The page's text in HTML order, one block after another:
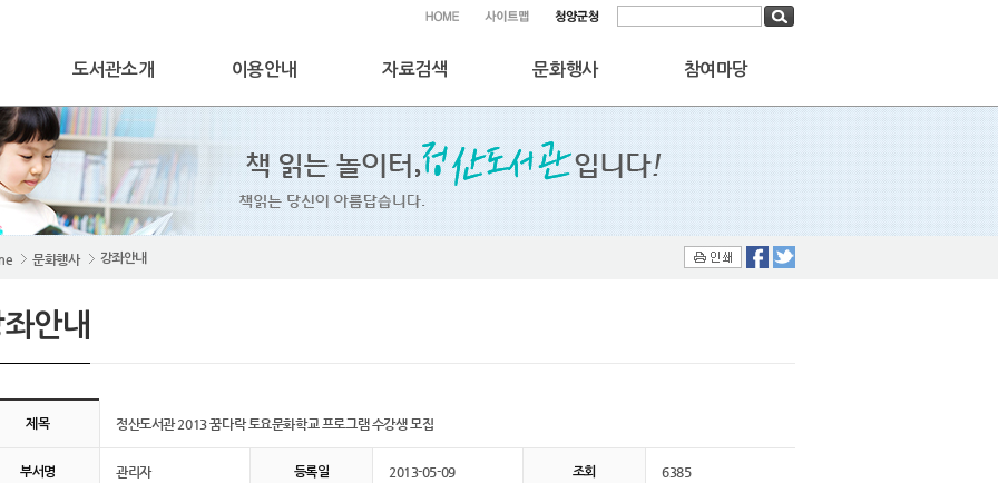
통합검색
도서관소개 이용안내 자료검색 문화행사 참여마당
안내
문화행사 강좌안내
도서관 2013 꿈다락 토요문화학교 프로그램 수강생 모집 글의 상세내용
제목 정산도서관 2013 꿈다락 토요문화학교 프로그램 수강생 모집
부서명 관리자 등록일 2013-05-09 조회 6385